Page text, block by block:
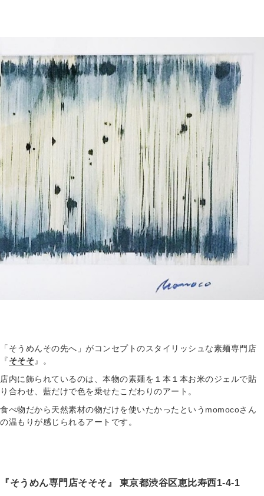
「そうめんその先へ」がコンセプトのスタイリッシュな素麺専門店
『そそそ』。
店内に飾られているのは、本物の素麺を１本１本お米のジェルで貼
り合わせ、藍だけで色を乗せたこだわりのアート。
食べ物だから天然素材の物だけを使いたかったというmomocoさん
の温もりが感じられるアートです。
『そうめん専門店そそそ』 東京都渋谷区恵比寿西1-4-1